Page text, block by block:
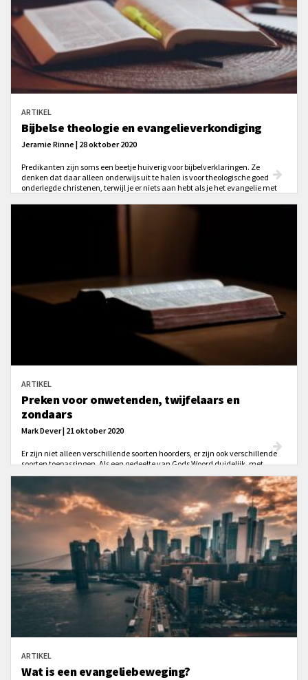
ARTIKEL
Bijbelse theologie en evangelieverkondiging
Jeramie Rinne | 28 oktober 2020
Predikanten zijn soms een beetje huiverig voor bijbelverklaringen. Ze
denken dat daar alleen onderwijs uit te halen is voor theologische goed
onderlegde christenen, terwijl je er niets aan hebt als je het evangelie met
ARTIKEL
Preken voor onwetenden, twijfelaars en
zondaars
Mark Dever | 21 oktober 2020
Er zijn niet alleen verschillende soorten hoorders, er zijn ook verschillende
soorten toepassingen. Als een gedeelte van Gods Woord duidelijk, met
soorten toepassingen mogelijk. Die gaan terug op die verschillende
problemen waar we in ons leven met God tegenaan lopen.
ARTIKEL
Wat is een evangeliebeweging?